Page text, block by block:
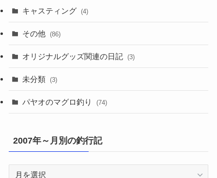
キャスティング (4)
その他 (86)
オリジナルグッズ関連の日記 (3)
未分類 (3)
パヤオのマグロ釣り (74)
2007年～月別の釣行記
2007